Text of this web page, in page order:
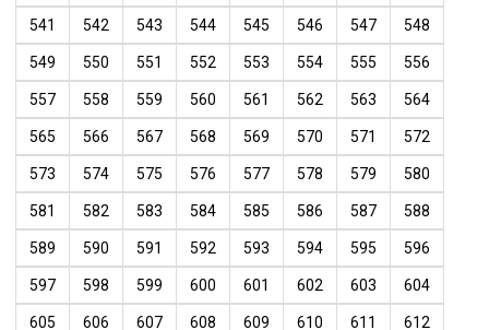
541 542 543 544 545 546 547 548
549 550 551 552 553 554 555 556
557 558 559 560 561 562 563 564
565 566 567 568 569 570 571 572
573 574 575 576 577 578 579 580
581 582 583 584 585 586 587 588
589 590 591 592 593 594 595 596
597 598 599 600 601 602 603 604
605 606 607 608 609 610 611 612